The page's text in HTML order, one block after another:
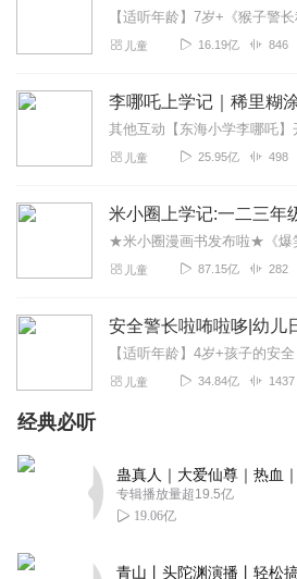
儿童 16.19亿 846
儿童 25.95亿 498
米小圈上学记:一二三年
儿童 87.15亿 282
儿童 34.84亿 1437
经典必听
专辑播放量超19.5亿
19.06亿